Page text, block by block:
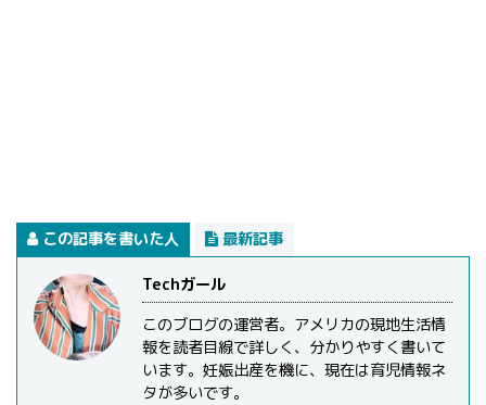
この記事を書いた人 最新記事
Techガール
このブログの運営者。アメリカの現地生活情
報を読者目線で詳しく、分かりやすく書いて
います。妊娠出産を機に、現在は育児情報ネ
タが多いです。